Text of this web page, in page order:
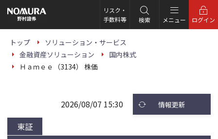
の
ー
リスク・
手数料等
検索 メニュー ログイン
トップ
ソリューション・サービス
金融資産ソリューション
国内株式
Ｈａｍｅｅ（3134） 株価
東証
2026/08/07 15:30 情報更新